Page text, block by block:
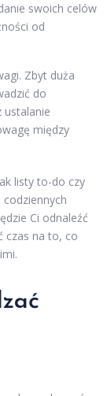
swoich celów
od
Zbyt duża
do
ustalanie
między
listy to-do czy
Ci odnaleźć
czas na to, co